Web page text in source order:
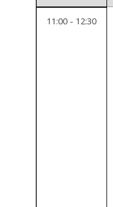
11:00 - 12:30